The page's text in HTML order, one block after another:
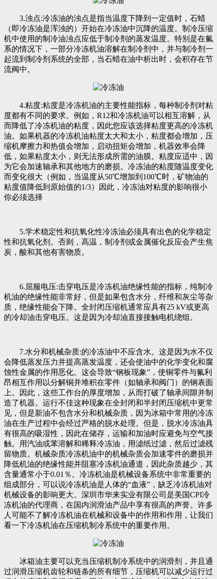
3.浊点:冷冻油的浊点是指当温度下降到一定值时，石蜡
（即冷冻油是浑浊的）开始在冷冻油中沉降的温度。制冷压缩
机中使用的制冷油浊点应低于制冷剂的蒸发温度。特别是在氟
系的情况下，一部分冷冻机油溶解在制冷剂中，并与制冷剂一
起流到制冷剂系统的全部，当石蜡在油中析出时，会积存在节
流阀中。
4.粘度:粘度是冷冻机油的主要性能指标，每种制冷剂对粘
度都有不同的要求。例如，R12和冷冻机油可以相互溶解，从
而降低了冷冻机油的粘度，因此您应该选择粘度更高的冷冻机
油。如果机器的冷冻机油粘度太大和太小，粘度都会增加，压
缩机摩擦力和热值会增加，启动扭矩会增加，机器效率会降
低，如果粘度太小，则无法形成所需的油膜。粘度应适中，因
为它会加速轴承和其他地方的磨损。冷冻油的粘度随温度变化
而变化很大（例如，当温度从50℃增加到100℃时，矿物油的
粘度值降低到原始值的1/3）因此，冷冻油对粘度的影响很小
你必须选择
5.学术稳定性和抗氧化性冷冻油必须具有出色的化学稳定
性和抗氧化剂。否则，高温，制冷剂或金属催化反应会产生焦
炭，酸和其他有害物质。
6.屈服电压:击穿电压是冷冻机油绝缘性能的指标，纯制冷
机油的绝缘性能非常好，但是如果包含水分，纤维和灰尘等杂
质，绝缘性能会下降。全封闭压缩机通常应具有25 kV或更高
的冷却油击穿电压。这是因为冷却油直接接触电机绕组。
7.水分和机械杂质:的冷冻油中不应含水。这是因为水不仅
会降低蒸发压力并提高蒸发温度，还会使油中的化学变化和腐
蚀性金属的作用恶化。这会导致“钢板现象”，使铜零件与氟利
昂相互作用以分解铜并堆积在零件（如轴承和阀门）的钢表面
上。因此，这些工作台的厚度增加，从而打破了轴承间隙并制
造了机器。运行不佳这种现象在全封闭和半封闭压缩机中更常
见，但是新油不包含水分和机械杂质，因为冰箱中常用的冷冻
油在生产过程中会经过严格的脱水处理。但是，脱水冷冻油具
有很高的吸湿性，因此在储存，运输和加油时应避免与空气接
触。用汽油或苯溶解和稀释冷冻油，用滤纸过滤，然后过滤残
留物质。机械杂质冷冻机油中的机械杂质会加速零件的磨损并
降低机油的绝缘性能并阻塞冷冻机油通道，因此杂质越少，其
含量通常小于0.01％。冷冻机油是机械设备系统中非常重要的
组成部分，可以说冷冻机油是人体的“血液”，缺乏冷冻机油对
机械设备的影响更大。深圳市华来实业有限公司是美国CPI冷
冻机油的代理商，在国内润滑油产品中享有很高的声誉。许多
人可能不了解冷冻机油在机械和设备中的作用和作用，让我们
看一下冷冻机油在压缩机制冷系统中的重要作用。
冰箱油主要可以充当压缩机制冷系统中的润滑剂，并且通
过润滑压缩机齿轮和链条的所有细节，压缩机可以减少运行过